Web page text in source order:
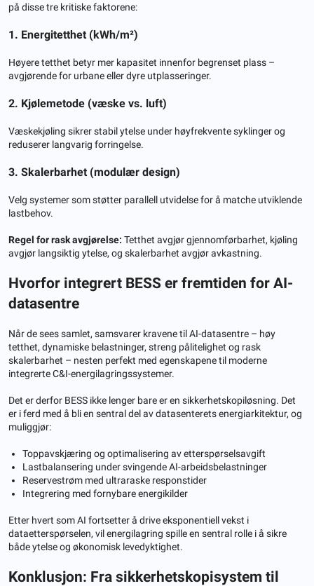
på disse tre kritiske faktorene:
1. Energitetthet (kWh/m²)
Høyere tetthet betyr mer kapasitet innenfor begrenset plass –
avgjørende for urbane eller dyre utplasseringer.
2. Kjølemetode (væske vs. luft)
Væskekjøling sikrer stabil ytelse under høyfrekvente syklinger og
reduserer langvarig forringelse.
3. Skalerbarhet (modulær design)
Velg systemer som støtter parallell utvidelse for å matche utviklende
lastbehov.
Regel for rask avgjørelse: Tetthet avgjør gjennomførbarhet, kjøling
avgjør langsiktig ytelse, og skalerbarhet avgjør avkastning.
Hvorfor integrert BESS er fremtiden for AI-
datasentre
Når de sees samlet, samsvarer kravene til AI-datasentre – høy
tetthet, dynamiske belastninger, streng pålitelighet og rask
skalerbarhet – nesten perfekt med egenskapene til moderne
integrerte C&I-energilagringssystemer.
Det er derfor BESS ikke lenger bare er en sikkerhetskopiløsning. Det
er i ferd med å bli en sentral del av datasenterets energiarkitektur, og
muliggjør:
Toppavskjæring og optimalisering av etterspørselsavgift
Lastbalansering under svingende AI-arbeidsbelastninger
Reservestrøm med ultraraske responstider
Integrering med fornybare energikilder
Etter hvert som AI fortsetter å drive eksponentiell vekst i
dataetterspørselen, vil energilagring spille en sentral rolle i å sikre
både ytelse og økonomisk levedyktighet.
Konklusjon: Fra sikkerhetskopisystem til